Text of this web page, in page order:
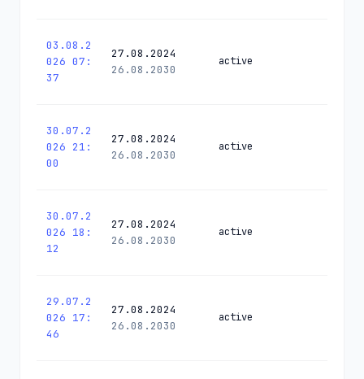
03.08.2
026 07:
37
27.08.2024
26.08.2030
active
30.07.2
026 21:
00
27.08.2024
26.08.2030
active
30.07.2
026 18:
12
27.08.2024
26.08.2030
active
29.07.2
026 17:
46
27.08.2024
26.08.2030
active